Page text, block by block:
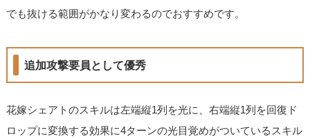
でも抜ける範囲がかなり変わるのでおすすめです。
追加攻撃要員として優秀
花嫁シェアトのスキルは左端縦1列を光に、右端縦1列を回復ド
ロップに変換する効果に4ターンの光目覚めがついているスキル